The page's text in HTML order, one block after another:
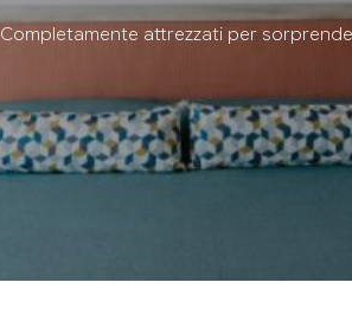
Completamente attrezzati per